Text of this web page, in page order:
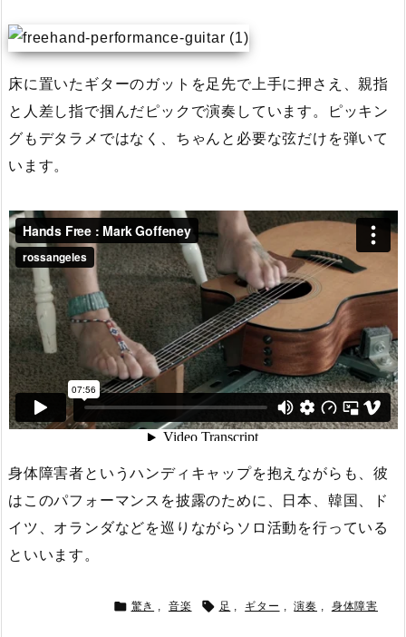
床に置いたギターのガットを足先で上手に押さえ、親指
と人差し指で掴んだピックで演奏しています。ピッキン
グもデタラメではなく、ちゃんと必要な弦だけを弾いて
います。
身体障害者というハンディキャップを抱えながらも、彼
はこのパフォーマンスを披露のために、日本、韓国、ド
イツ、オランダなどを巡りながらソロ活動を行っている
といいます。
 驚き 音楽  足 ギター 演奏 身体障害